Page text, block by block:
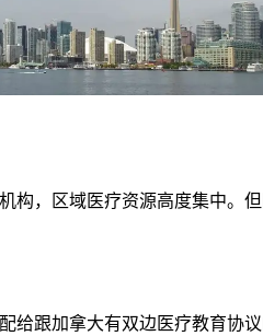
，区域医疗资源高度集中。
跟加拿大有双边医疗教育协